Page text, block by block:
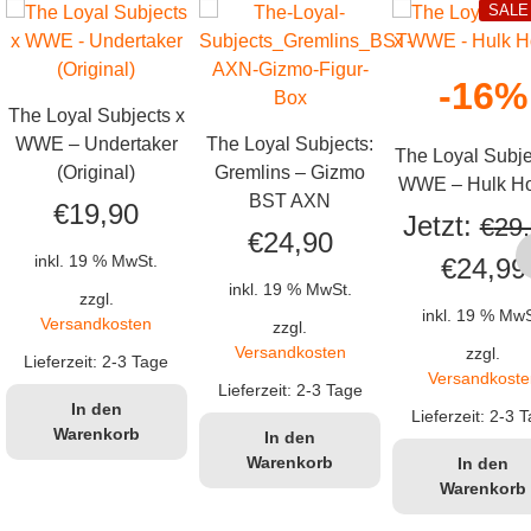
The Loyal Subjects x
WWE – Undertaker
(Original)
€19,90
inkl. 19 % MwSt.
zzgl.
Versandkosten
Lieferzeit:2-3 Tage
In den
Warenkorb
The Loyal Subjects:
Gremlins – Gizmo
BST AXN
€24,90
inkl. 19 % MwSt.
zzgl.
Versandkosten
Lieferzeit: 2-3 Tage
In den
Warenkorb
-16%
The Loyal
WWE – Hulk
Jetzt: €
Preis
war:
€29,90
€24,99
inkl. 19 %
zzgl.
Lieferzeit: 2-3
In den
Warenkorb